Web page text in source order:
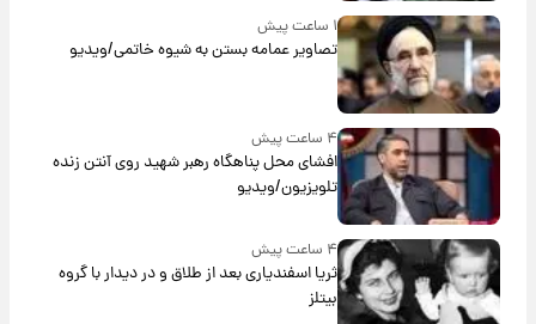
۱ ساعت پیش
تصاویر عمامه بستن به شیوه خاتمی/ویدیو
۴ ساعت پیش
افشای محل پناهگاه‌ رهبر شهید روی آنتن زنده
تلویزیون/ویدیو
۴ ساعت پیش
ثریا اسفندیاری بعد از طلاق و در دیدار با گروه
بیتلز